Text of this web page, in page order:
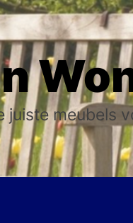
juiste meubels